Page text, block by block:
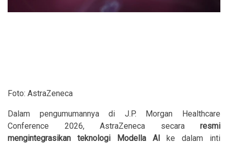
Foto: AstraZeneca
Dalam pengumumannya di J.P. Morgan Healthcare
Conference 2026, AstraZeneca secara resmi
mengintegrasikan teknologi Modella AI ke dalam inti